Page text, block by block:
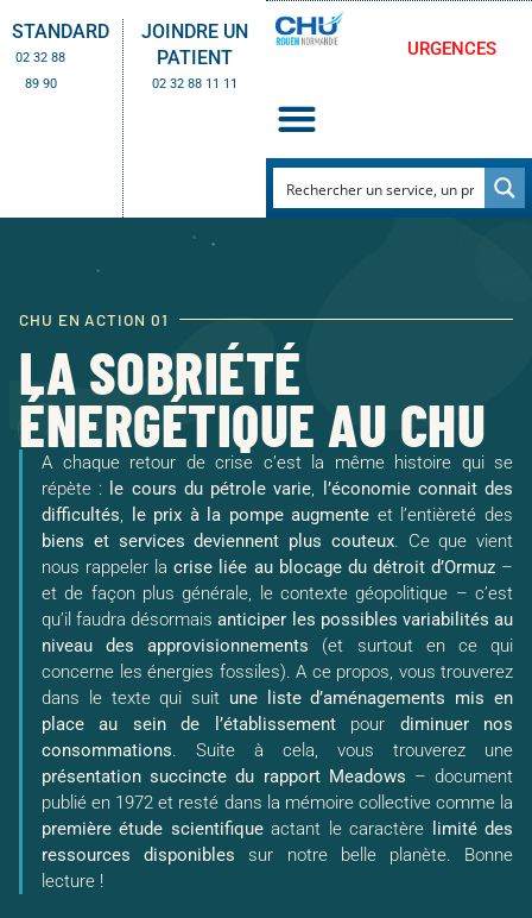
STANDARD
02 32 88
89 90
JOINDRE UN
PATIENT
02 32 88 11 11
URGENCES
CHU EN ACTION 01
LA SOBRIÉTÉ
ÉNERGÉTIQUE AU CHU
A chaque retour de crise c’est la même histoire qui se
répète :
le cours du pétrole varie
l’économie connait des
difficultés
le prix à la pompe augmente et l’entièreté des
biens et services deviennent plus couteux. Ce que vient
nous rappeler lacrise liée au blocage du détroit d’Ormuz–
et de façon plus générale, le contexte géopolitique – c’est
qu’il faudra désormaisanticiper les possibles variabilités au
niveau des approvisionnements (et surtout en ce qui
concerne les énergies fossiles). A ce propos, vous trouverez
dans le texte qui suit une liste d’aménagements mis en
place au sein de l’établissementpour diminuer nos
consommations. Suite à cela, vous trouverez une
présentation succincte du rapport Meadows – document
publié en 1972 et resté dans la mémoire collective comme la
première étude scientifiqueactant le caractère
limité des
ressources disponibles sur notre belle planète. Bonne
lecture !